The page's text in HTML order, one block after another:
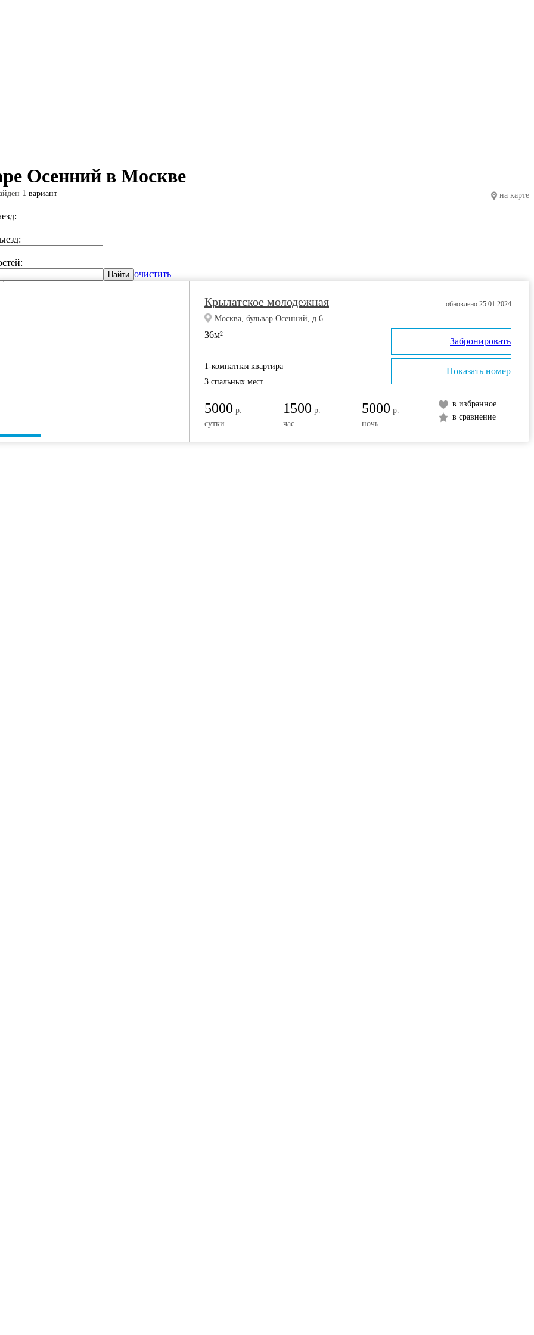
Осенний в Москве
Найти очистить
на карте
1 вариант
Крылатское молодежная
Москва, бульвар Осенний, д.6
36м²
1-комнатная квартира
3 спальных мест
5000 р.
сутки
1500 р.
час
5000 р.
ночь
обновлено 25.01.2024
в избранное
в сравнение
Забронировать
Показать номер